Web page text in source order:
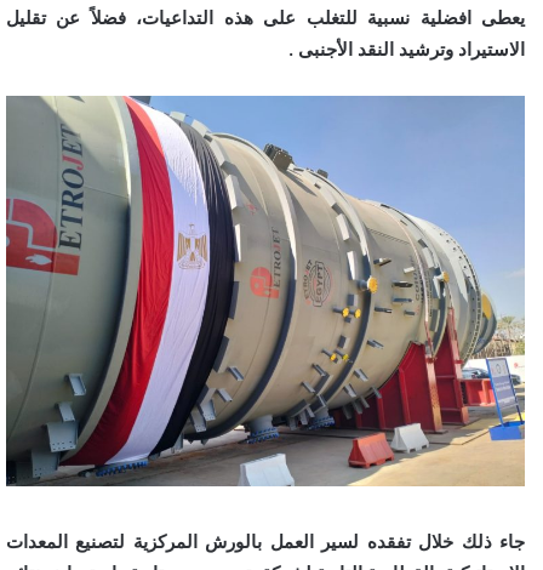
يعطى افضلية نسبية للتغلب على هذه التداعيات، فضلاً عن تقليل
الاستيراد وترشيد النقد الأجنبى .
جاء ذلك خلال تفقده لسير العمل بالورش المركزية لتصنيع المعدات